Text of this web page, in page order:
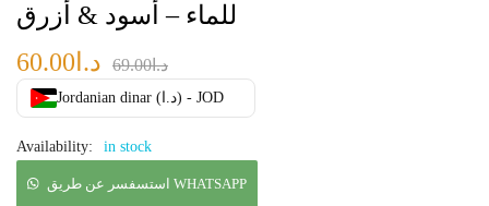
للماء – أسود & أزرق
د.ا69.00 د.ا 60.00
Jordanian dinar (د.ا) - JOD
Availability: in stock
استسفسر عن طريق WHATSAPP